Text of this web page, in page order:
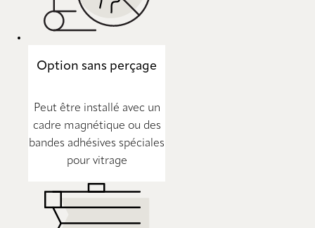
Option sans perçage
Peut être installé avec un
cadre magnétique ou des
bandes adhésives spéciales
pour vitrage